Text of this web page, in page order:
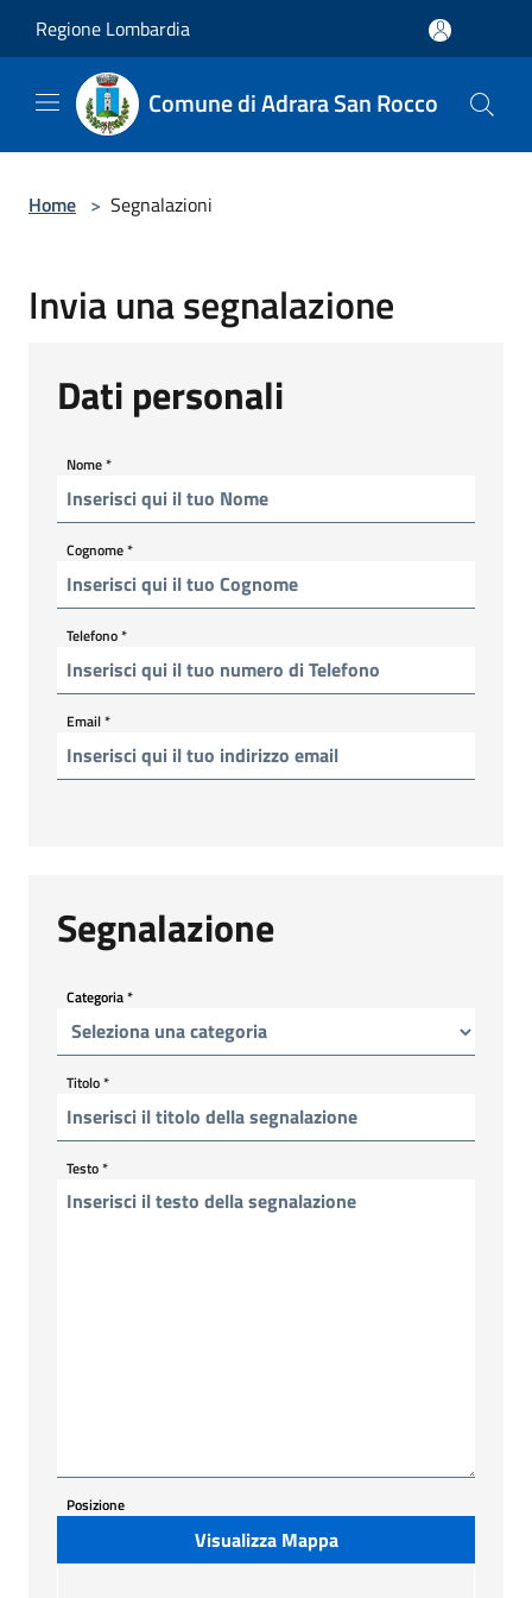
Regione Lombardia
Comune di Adrara San Rocco
Home > Segnalazioni
Invia una segnalazione
Dati personali
Nome*
Cognome*
Telefono*
Email*
Segnalazione
Categoria*
Titolo*
Testo*
Posizione
Visualizza Mappa